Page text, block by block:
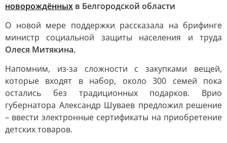
новорождённых в Белгородской области
О новой мере поддержки рассказала на брифинге
министр социальной защиты населения и труда
Олеся Митякина.
Напомним, из-за сложности с закупками вещей,
которые входят в набор, около 300 семей пока
остались без традиционных подарков. Врио
губернатора Александр Шуваев предложил решение
– ввести электронные сертификаты на приобретение
детских товаров.